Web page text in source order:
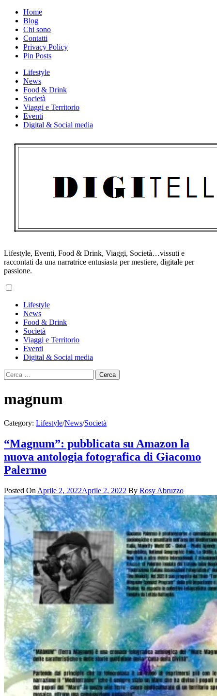
Skip
content
Home
Blog
Chi sono
Contatti
Privacy Policy
Pin Posts
Lifestyle
News
Food & Drink
Società
Viaggi e Territorio
Eventi
Digital & Social media
Lifestyle, Eventi, Food & Drink, Viaggi, Società…vissuti e
raccontati da una narratrice entusiasta per mestiere, digitale per
passione.
Menu
Lifestyle
News
Food & Drink
Società
Viaggi e Territorio
Eventi
Digital & Social media
Ricerca
per:
magnum
Category: Lifestyle/News/Società
“Magnum”: pubblicata su Amazon la
nuova antologia fotografica di Giacomo
Palermo
Posted On Aprile 2, 2022Aprile 2, 2022 By Rosy Abruzzo